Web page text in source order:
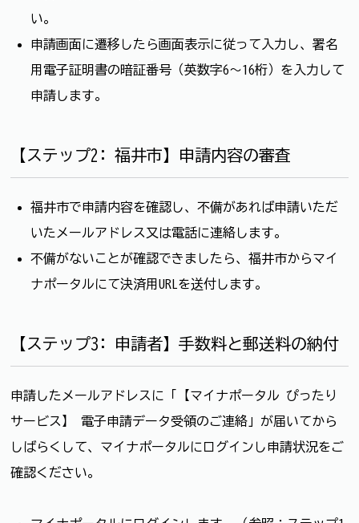
い。
申請画面に遷移したら画面表示に従って入力し、署名
用電子証明書の暗証番号（英数字6〜16桁）を入力して
申請します。
【ステップ2: 福井市】申請内容の審査
福井市で申請内容を確認し、不備があれば申請いただ
いたメールアドレス又は電話に連絡します。
不備がないことが確認できましたら、福井市からマイ
ナポータルにて決済用URLを送付します。
【ステップ3: 申請者】手数料と郵送料の納付
申請したメールアドレスに「【マイナポータル ぴったり
サービス】 電子申請データ受領のご連絡」が届いてから
しばらくして、マイナポータルにログインし申請状況をご
確認ください。